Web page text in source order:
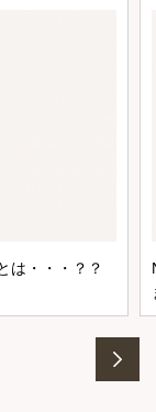
は・・・？？